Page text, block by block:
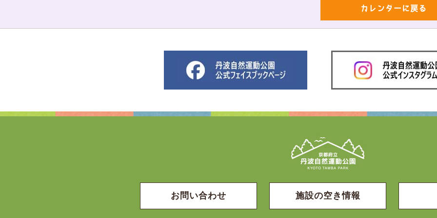
カレンダーに戻る
お問い合わせ 施設の空き情報